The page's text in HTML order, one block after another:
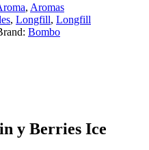
, Aromas
, Longfill, Longfill
Bombo
y Berries Ice